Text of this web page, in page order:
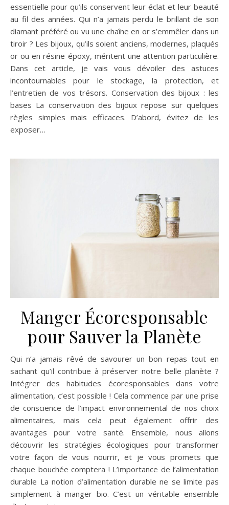
essentielle pour qu’ils conservent leur éclat et leur beauté
au fil des années. Qui n’a jamais perdu le brillant de son
diamant préféré ou vu une chaîne en or s’emmêler dans un
tiroir ? Les bijoux, qu’ils soient anciens, modernes, plaqués
or ou en résine époxy, méritent une attention particulière.
Dans cet article, je vais vous dévoiler des astuces
incontournables pour le stockage, la protection, et
l’entretien de vos trésors. Conservation des bijoux : les
bases La conservation des bijoux repose sur quelques
règles simples mais efficaces. D’abord, évitez de les
exposer…
Manger Écoresponsable
pour Sauver la Planète
Qui n’a jamais rêvé de savourer un bon repas tout en
sachant qu’il contribue à préserver notre belle planète ?
Intégrer des habitudes écoresponsables dans votre
alimentation, c’est possible ! Cela commence par une prise
de conscience de l’impact environnemental de nos choix
alimentaires, mais cela peut également offrir des
avantages pour votre santé. Ensemble, nous allons
découvrir les stratégies écologiques pour transformer
votre façon de vous nourrir, et je vous promets que
chaque bouchée comptera ! L’importance de l’alimentation
durable La notion d’alimentation durable ne se limite pas
simplement à manger bio. C’est un véritable ensemble